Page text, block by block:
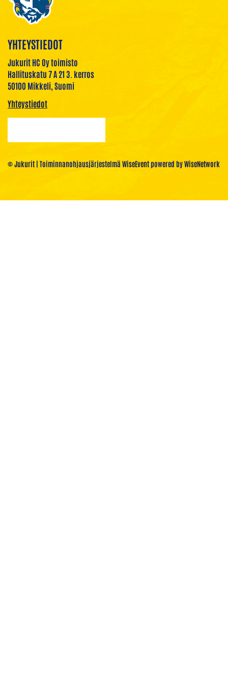
YHTEYSTIEDOT
Jukurit HC Oy toimisto
Hallituskatu 7 A 21 3. kerros
50100 Mikkeli, Suomi
Yhteystiedot
© Jukurit | Toiminnanohjausjärjestelmä WiseEventpowered byWiseNetwork